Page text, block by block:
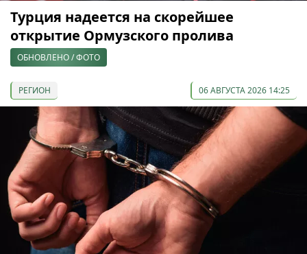
Турция надеется на скорейшее
открытие Ормузского пролива
ОБНОВЛЕНО / ФОТО
РЕГИОН 06 АВГУСТА 2026 14:25